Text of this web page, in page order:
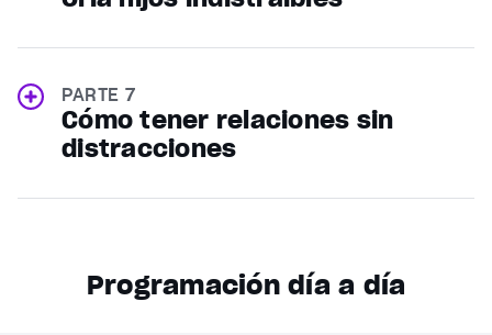
PARTE 7
Cómo tener relaciones sin
distracciones
Programación día a día